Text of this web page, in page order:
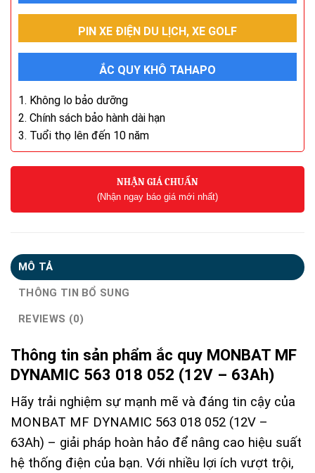
PIN XE ĐIỆN DU LỊCH, XE GOLF
ẮC QUY KHÔ TAHAPO
1. Không lo bảo dưỡng
2. Chính sách bảo hành dài hạn
3. Tuổi thọ lên đến 10 năm
NHẬN GIÁ CHUẨN
(Nhận ngay báo giá mới nhất)
MÔ TẢ
THÔNG TIN BỔ SUNG
REVIEWS (0)
Thông tin sản phẩm ắc quy MONBAT MF
DYNAMIC 563 018 052 (12V – 63Ah)
Hãy trải nghiệm sự mạnh mẽ và đáng tin cậy của
MONBAT MF DYNAMIC 563 018 052 (12V –
63Ah) – giải pháp hoàn hảo để nâng cao hiệu suất
hệ thống điện của bạn. Với nhiều lợi ích vượt trội,